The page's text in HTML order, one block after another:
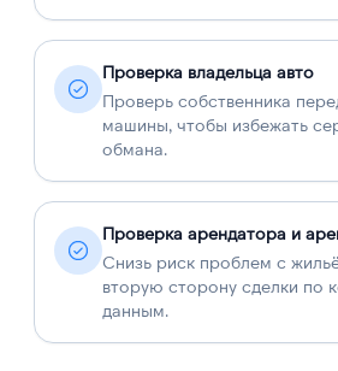
Проверка владельца авто
Проверь собственника
машины, чтобы избежать
обмана.
Проверка арендатора и
Снизь риск проблем с
вторую сторону сделки по
данным.